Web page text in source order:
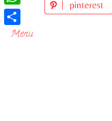
Menu
WhatsApp
Teilen